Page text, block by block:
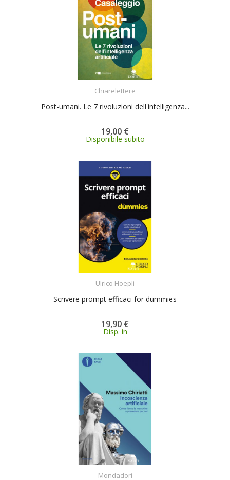
Chiarelettere
Post-umani. Le 7 rivoluzioni dell'intelligenza...
19,00 €
Disponibile subito
Ulrico Hoepli
Scrivere prompt efficaci for dummies
19,90 €
Disp. in
Mondadori